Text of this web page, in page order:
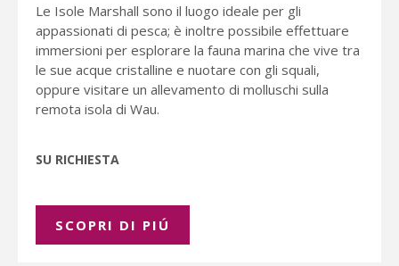
Le Isole Marshall sono il luogo ideale per gli
appassionati di pesca; è inoltre possibile effettuare
immersioni per esplorare la fauna marina che vive tra
le sue acque cristalline e nuotare con gli squali,
oppure visitare un allevamento di molluschi sulla
remota isola di Wau.
SU RICHIESTA
SCOPRI DI PIÚ